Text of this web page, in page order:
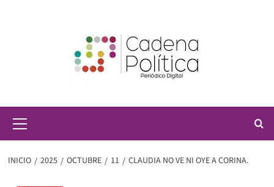
principal
INICIO 2025 OCTUBRE 11 CLAUDIA NO VE NI OYE A CORINA.